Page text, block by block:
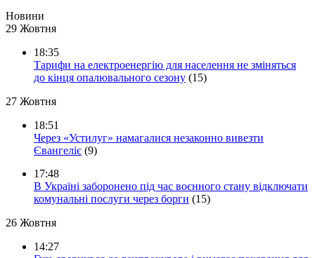
Новини
29 Жовтня
18:35
Тарифи на електроенергію для населення не зміняться
до кінця опалювального сезону (15)
27 Жовтня
18:51
Через «Устилуг» намагалися незаконно вивезти
Євангеліє (9)
17:48
В Україні заборонено під час воєнного стану відключати
комунальні послуги через борги (15)
26 Жовтня
14:27